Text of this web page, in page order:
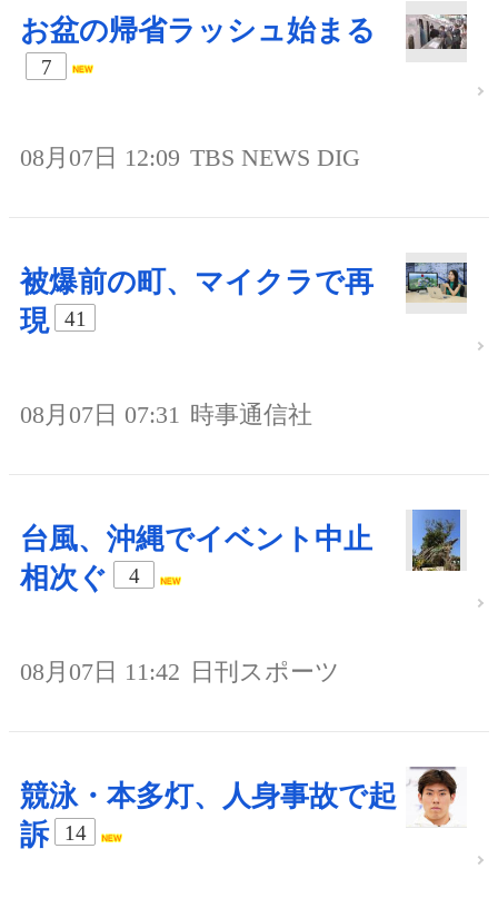
お盆の帰省ラッシュ始まる
7
08月07日 12:09 TBS NEWS DIG
被爆前の町、マイクラで再
現
41
08月07日 07:31 時事通信社
台風、沖縄でイベント中止
相次ぐ
4
08月07日 11:42 日刊スポーツ
競泳・本多灯、人身事故で起
訴
14